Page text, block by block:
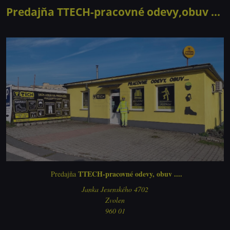
Predajňa TTECH-pracovné odevy,obuv ...
Predajňa TTECH-pracovné odevy, obuv ....
Janka Jesenského 4702
Zvolen
960 01